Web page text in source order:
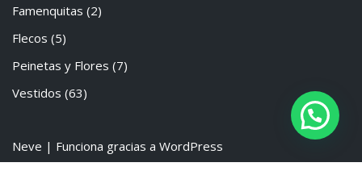
Famenquitas (2)
Flecos (5)
Peinetas y Flores (7)
Vestidos (63)
Neve | Funciona gracias a WordPress